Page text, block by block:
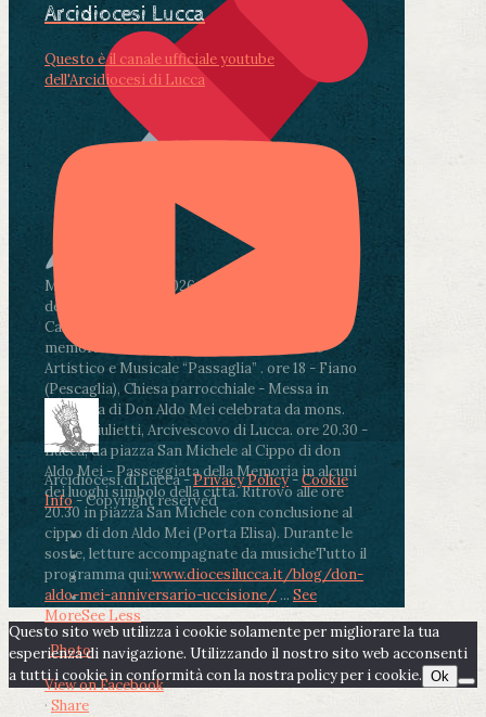
Martedì 4 agosto2026ore 11:30 - Lucca, Scuola
dell’Infanzia don Aldo Mei - Viale Castruccio
Castracani 435 - Inaugurazione murales in
memoria di don Aldo Mei curato dal Liceo
Artistico e Musicale “Passaglia” . ore 18 - Fiano
(Pescaglia), Chiesa parrocchiale - Messa in
memoria di Don Aldo Mei celebrata da mons.
Paolo Giulietti, Arcivescovo di Lucca. ore 20.30 -
Lucca, da piazza San Michele al Cippo di don
Aldo Mei - Passeggiata della Memoria in alcuni
dei luoghi simbolo della città. Ritrovo alle ore
20.30 in piazza San Michele con conclusione al
cippo di don Aldo Mei (Porta Elisa). Durante le
soste, letture accompagnate da musicheTutto il
programma qui:www.diocesilucca.it/blog/don-
aldo-mei-anniversario-uccisione/ ... See
MoreSee Less
Photo
View on Facebook
· Share
Arcidiocesi Lucca
Questo è il canale ufficiale youtube
dell'Arcidiocesi di Lucca
Arcidiocesi di Lucca -Privacy Policy-Cookie
Info- Copyright reserved
Questo sito web utilizza i cookie solamente per migliorare la tua
esperienza di navigazione. Utilizzando il nostro sito web acconsenti
a tutti i cookie in conformità con la nostra policy per i cookie. Ok